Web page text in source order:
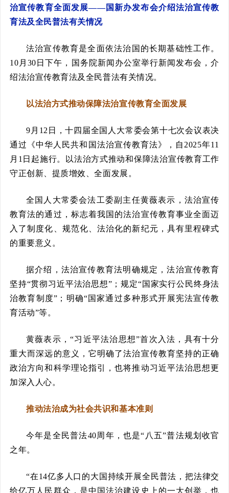
治宣传教育全面发展——国新办发布会介绍法治宣传教
育法及全民普法有关情况
法治宣传教育是全面依法治国的长期基础性工作。
10月30日下午，国务院新闻办公室举行新闻发布会，介
绍法治宣传教育法及全民普法有关情况。
以法治方式推动保障法治宣传教育全面发展
9月12日，十四届全国人大常委会第十七次会议表决
通过《中华人民共和国法治宣传教育法》，自2025年11
月1日起施行。以法治方式推动和保障法治宣传教育工作
守正创新、提质增效、全面发展。
全国人大常委会法工委副主任黄薇表示，法治宣传
教育法的通过，标志着我国的法治宣传教育事业全面迈
入了制度化、规范化、法治化的新纪元，具有里程碑式
的重要意义。
据介绍，法治宣传教育法明确规定，法治宣传教育
坚持“贯彻习近平法治思想”；规定“国家实行公民终身法
治教育制度”；明确“国家通过多种形式开展宪法宣传教
育活动”等。
黄薇表示，“习近平法治思想”首次入法，具有十分
重大而深远的意义，它明确了法治宣传教育坚持的正确
政治方向和科学理论指引，也将推动习近平法治思想更
加深入人心。
推动法治成为社会共识和基本准则
今年是全民普法40周年，也是“八五”普法规划收官
之年。
“在14亿多人口的大国持续开展全民普法，把法律交
给亿万人民群众，是中国法治建设史上的一大创举，也